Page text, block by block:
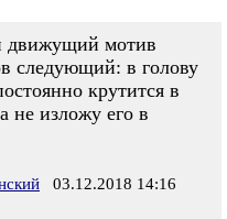
движущий мотив
следующий: в голову
крутится в
не изложу его в
03.12.2018 14:16